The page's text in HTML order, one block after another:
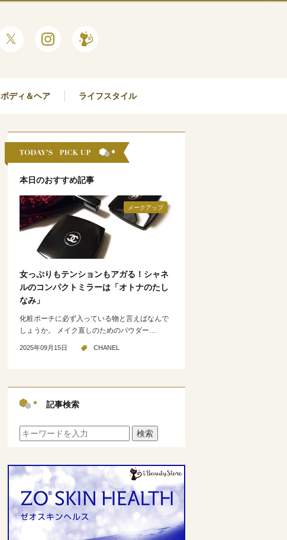
ボディ＆ヘア ライフスタイル
本日のおすすめ記事
メークアップ
女っぷりもテンションもアガる！シャネ
ルのコンパクトミラーは「オトナのたし
なみ」
化粧ポーチに必ず入っている物と言えばなんで
しょうか。 メイク直しのためのパウダー…
2025年09月15日 CHANEL
記事検索
検索